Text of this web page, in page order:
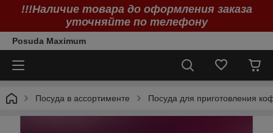
!!!Наличие товара до оформления заказа
уточняйте по телефону
Posuda Maximum
Посуда в ассортименте Посуда для приготовления